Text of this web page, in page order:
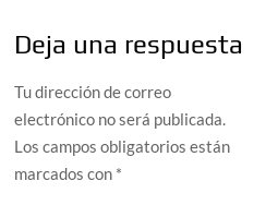
Deja una respuesta
Tu dirección de correo
electrónico no será publicada.
Los campos obligatorios están
marcados con *